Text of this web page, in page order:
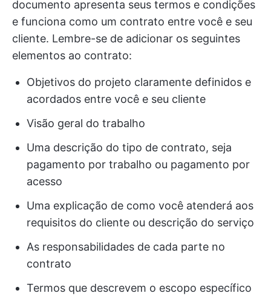
documento apresenta seus termos e condições
e funciona como um contrato entre você e seu
cliente. Lembre-se de adicionar os seguintes
elementos ao contrato:
Objetivos do projeto claramente definidos e
acordados entre você e seu cliente
Visão geral do trabalho
Uma descrição do tipo de contrato, seja
pagamento por trabalho ou pagamento por
acesso
Uma explicação de como você atenderá aos
requisitos do cliente ou descrição do serviço
As responsabilidades de cada parte no
contrato
Termos que descrevem o escopo específico